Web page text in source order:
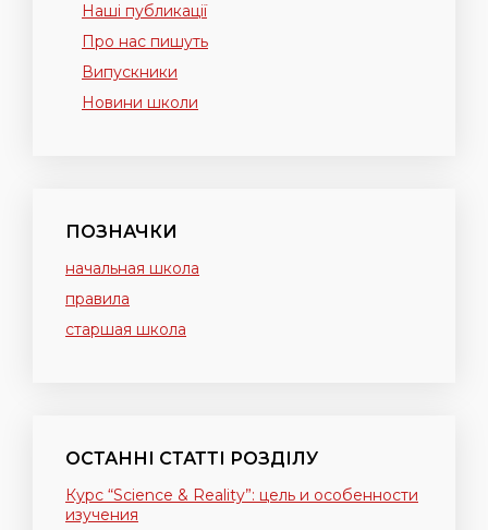
Наші публикації
Про нас пишуть
Випускники
Новини школи
ПОЗНАЧКИ
начальная школа
правила
старшая школа
ОСТАННІ СТАТТІ РОЗДІЛУ
Курс “Science & Reality”: цель и особенности
изучения